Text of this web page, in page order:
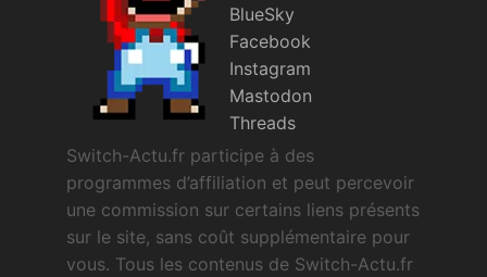
BlueSky
Facebook
Instagram
Mastodon
Threads
Switch-Actu.fr participe à des
programmes d’affiliation et peut percevoir
une commission sur certains liens présents
sur le site, sans coût supplémentaire pour
vous. Tous les contenus de Switch-Actu.fr